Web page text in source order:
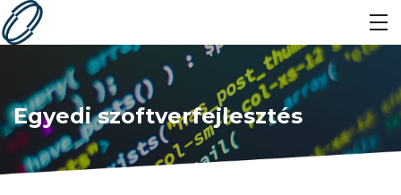
Egyedi szoftverfejlesztés